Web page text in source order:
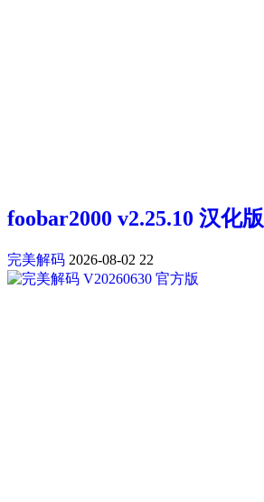
foobar2000 v2.25.10 汉化版
完美解码 2026-08-02 22